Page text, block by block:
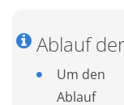
Ablauf
Um den
Ablauf